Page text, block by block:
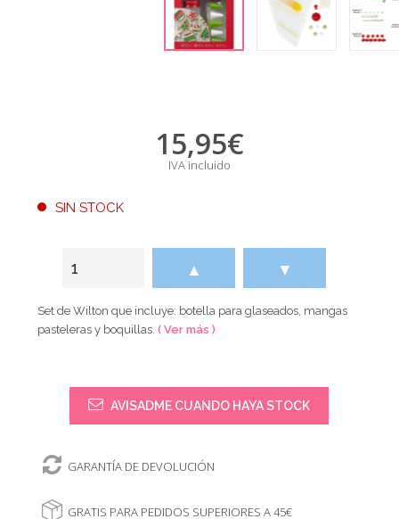
15,95€
IVA incluido
SIN STOCK
▲ ▼
Set de Wilton que incluye: botella para glaseados, mangas
pasteleras y boquillas.( Ver más )
AVISADME CUANDO HAYA STOCK
GARANTÍA DE DEVOLUCIÓN
GRATIS PARA PEDIDOS SUPERIORES A 45€